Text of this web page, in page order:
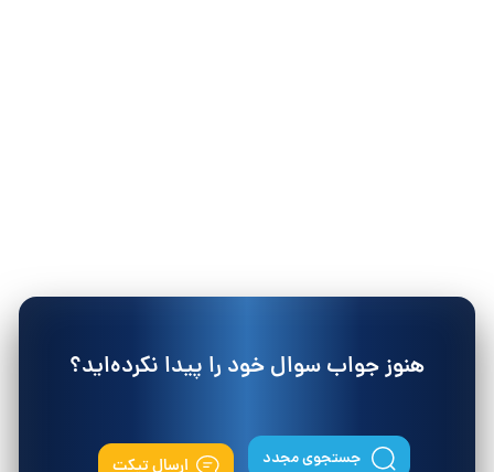
هنوز جواب سوال خود را پیدا نکرده‌اید؟
جستجوی مجدد ارسال تیکت